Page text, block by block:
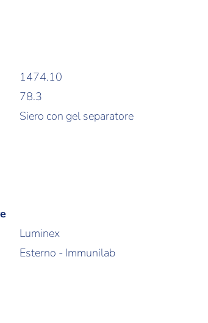
1474.10
78.3
Siero con gel separatore
Luminex
Esterno - Immunilab